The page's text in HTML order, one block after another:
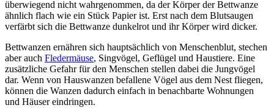
überwiegend nicht wahrgenommen, da der Körper der Bettwanze
ähnlich flach wie ein Stück Papier ist. Erst nach dem Blutsaugen
verfärbt sich die Bettwanze dunkelrot und ihr Körper wird dicker.
Bettwanzen ernähren sich hauptsächlich von Menschenblut, stechen
aber auch Fledermäuse, Singvögel, Geflügel und Haustiere. Eine
zusätzliche Gefahr für den Menschen stellen dabei die Jungvögel
dar. Wenn von Hauswanzen befallene Vögel aus dem Nest fliegen,
können die Wanzen dadurch einfach in benachbarte Wohnungen
und Häuser eindringen.